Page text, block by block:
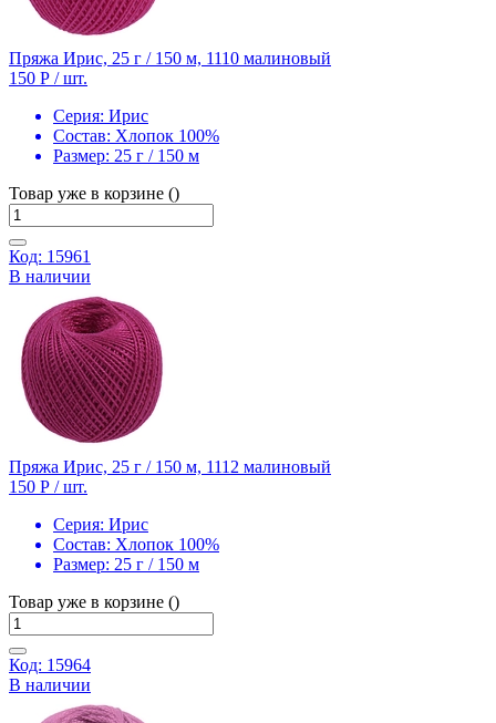
Пряжа Ирис, 25 г / 150 м, 1110 малиновый
150 Р / шт.
Серия: Ирис
Состав: Хлопок 100%
Размер: 25 г / 150 м
Товар уже в корзине ()
Код: 15961
В наличии
Пряжа Ирис, 25 г / 150 м, 1112 малиновый
150 Р / шт.
Серия: Ирис
Состав: Хлопок 100%
Размер: 25 г / 150 м
Товар уже в корзине ()
Код: 15964
В наличии